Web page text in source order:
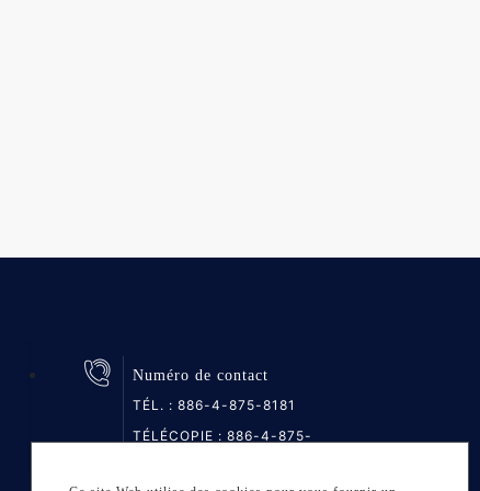
Numéro de contact
TÉL. : 886-4-875-8181
TÉLÉCOPIE : 886-4-875-